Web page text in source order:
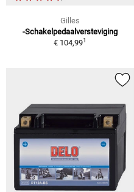
Gilles
-Schakelpedaalversteviging
€ 104,991